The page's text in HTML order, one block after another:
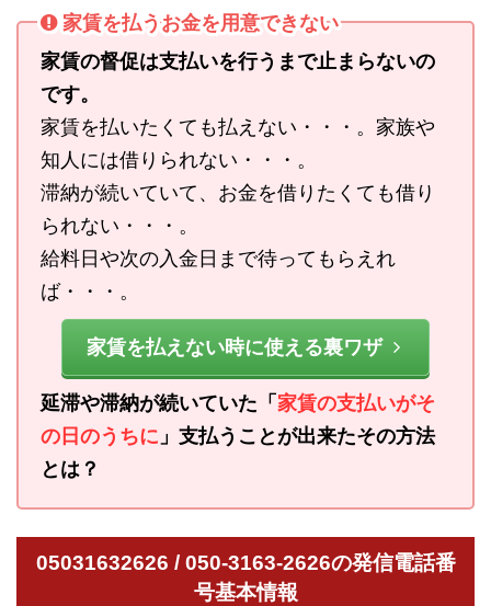
家賃を払うお金を用意できない
家賃の督促は支払いを行うまで止まらないの
です。
家賃を払いたくても払えない・・・。家族や
知人には借りられない・・・。
滞納が続いていて、お金を借りたくても借り
られない・・・。
給料日や次の入金日まで待ってもらえれ
ば・・・。
家賃を払えない時に使える裏ワザ
延滞や滞納が続いていた「 家賃の支払いがそ
の日のうちに 」支払うことが出来たその方法
とは？
05031632626 / 050-3163-2626の発信電話番
号基本情報